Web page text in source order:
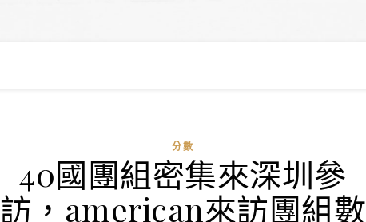
分數
40國團組密集來深圳參
訪，american來訪團組數